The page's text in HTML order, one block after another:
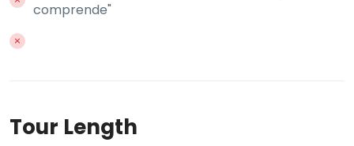
comprende"
Tour Length